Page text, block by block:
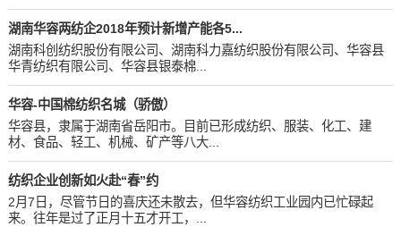
湖南华容两纺企2018年预计新增产能各5...
湖南科创纺织股份有限公司、湖南科力嘉纺织股份有限公司、华容县
华青纺织有限公司、华容县银泰棉...
华容-中国棉纺织名城（骄傲）
华容县，隶属于湖南省岳阳市。目前已形成纺织、服装、化工、建
材、食品、轻工、机械、矿产等八大...
纺织企业创新如火赴“春”约
2月7日，尽管节日的喜庆还未散去，但华容纺织工业园内已忙碌起
来。往年是过了正月十五才开工，...